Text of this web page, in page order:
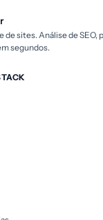
sites. Análise de SEO,
segundos.